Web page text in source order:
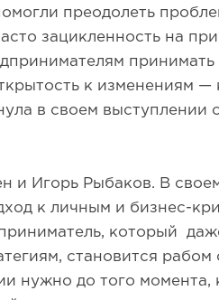
преодолеть
зацикленность на
к изменениям —
в своем выступлении
и Игорь Рыбаков. В
к личным и бизнес-
который
становится рабом
нужно до того момента,